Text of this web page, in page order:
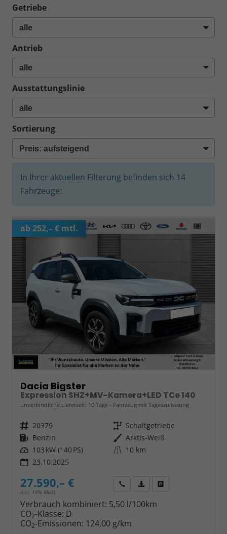
Getriebe
Antrieb
Ausstattungslinie
Sortierung
In Ihrer aktuellen Filterung befinden sich 14
Fahrzeuge:
ab 252,– € mtl.
Dacia Bigster
Expression SHZ+MV-Kamera+LED TCe 140
unverbindliche Lieferzeit: 10 Tage Fahrzeug mit Tageszulassung
Fahrzeugnr. 20379 Getriebe Schaltgetriebe
Kraftstoff Benzin Außenfarbe Arktis-Weiß
Leistung 103 kW (140 PS) Kilometerstand 10 km
23.10.2025
27.590,– €
incl. 19% MwSt.
Wir rufen Sie anFahrzeugexposé (PDF)
Verbrauch kombiniert: 5,50 l/100km
CO2-Klasse: D
CO2-Emissionen: 124,00 g/km